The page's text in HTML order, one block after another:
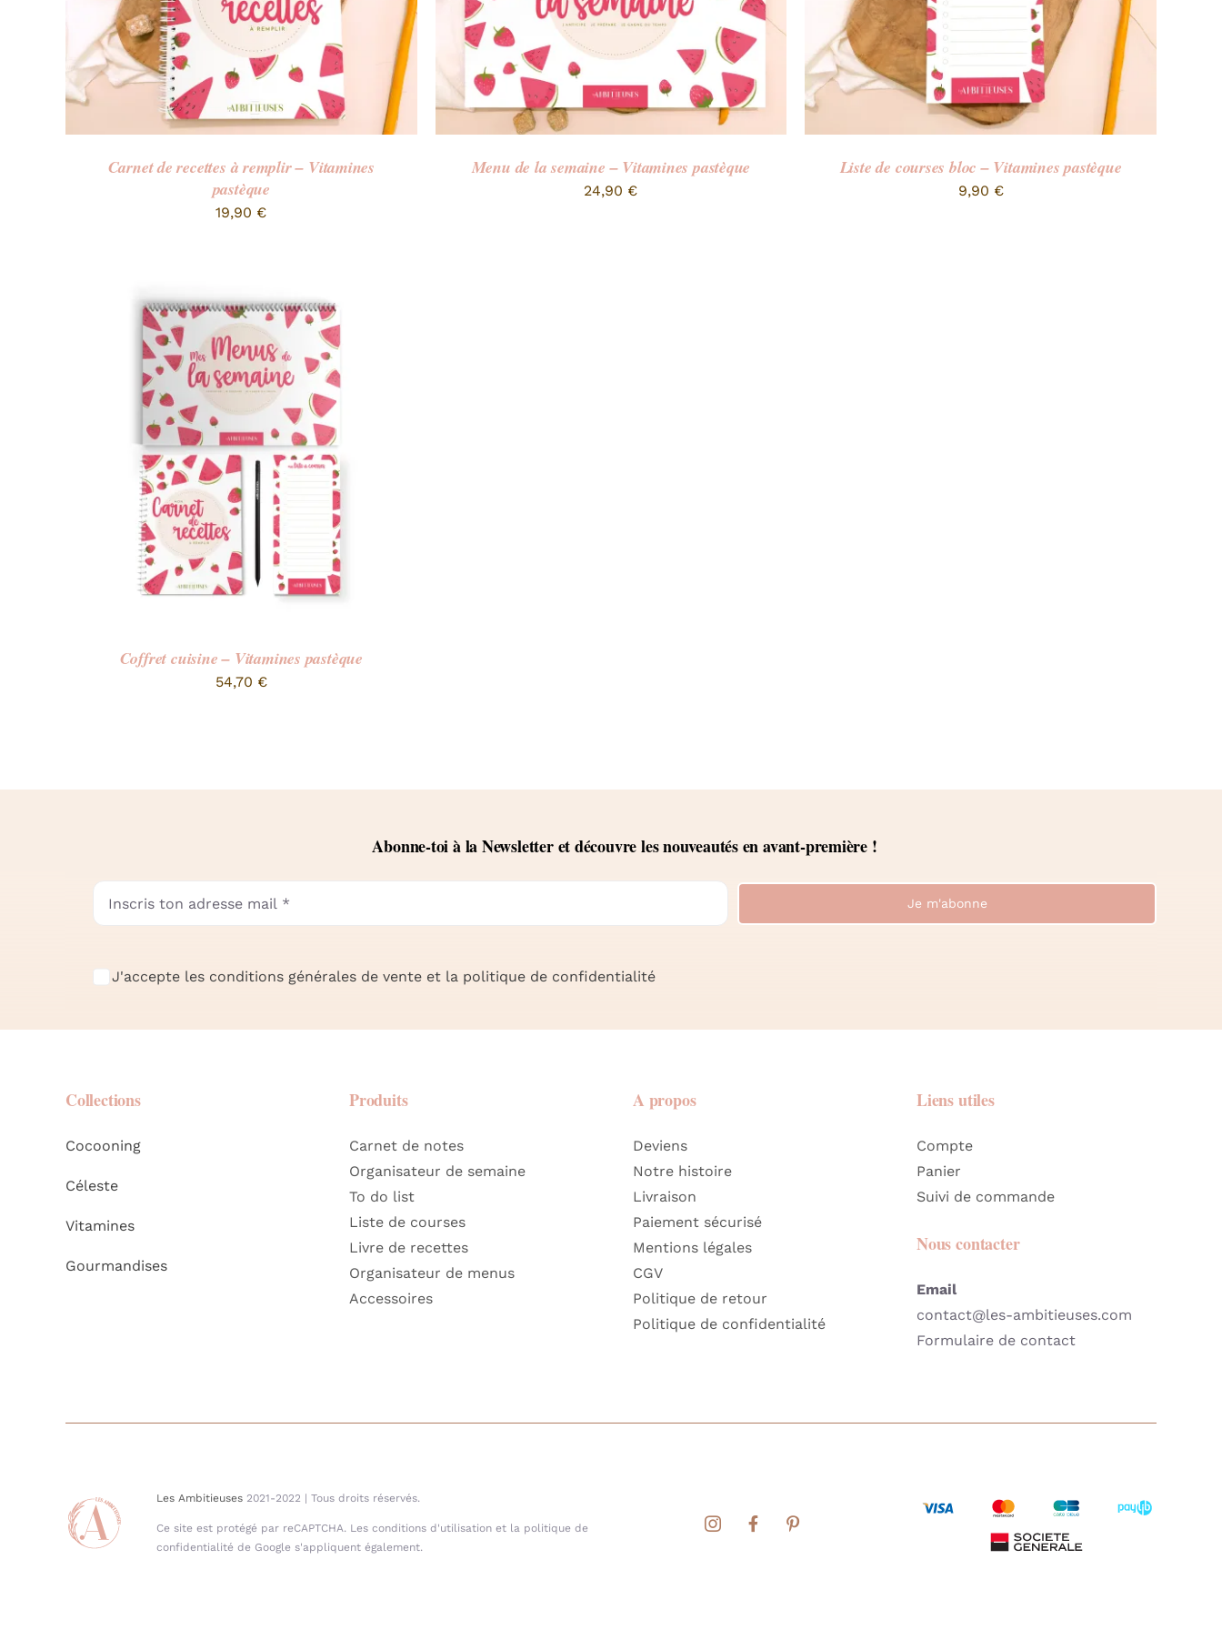
Carnet de recettes à remplir – Vitamines
pastèque
19,90 €
Menu de la semaine – Vitamines pastèque
24,90 €
Liste de courses bloc – Vitamines pastèque
9,90 €
Coffret cuisine – Vitamines pastèque
54,70 €
Abonne-toi à la Newsletter et découvre les nouveautés en avant-première !
Je m'abonne
J'accepte les conditions générales de vente et la politique de confidentialité
Collections
Cocooning
Céleste
Vitamines
Gourmandises
Produits
Carnet de notes
Organisateur de semaine
To do list
Liste de courses
Livre de recettes
Organisateur de menus
Accessoires
A propos
Deviens
Notre histoire
Livraison
Paiement sécurisé
Mentions légales
CGV
Politique de retour
Politique de confidentialité
Liens utiles
Compte
Panier
Suivi de commande
Nous contacter
Email
contact@les-ambitieuses.com
Formulaire de contact
Les Ambitieuses2021-2022 | Tous droits réservés.
Ce site est protégé par reCAPTCHA. Les conditions d'utilisation et la politique de
confidentialité de Google s'appliquent également.